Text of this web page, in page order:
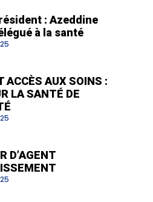
: Azeddine
à la santé
ACCÈS AUX SOINS :
LA SANTÉ DE
D’AGENT